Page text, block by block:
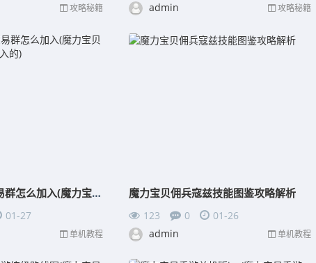
攻略秘籍
admin
攻略秘籍
魔力宝贝怀旧交易群怎么加入(魔力宝贝怀旧交易群怎么加入的)
01-27
单机教程
魔力宝贝佣兵寇兹技能图鉴攻略解析
123 0
01-26
admin
单机教程